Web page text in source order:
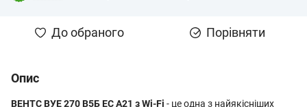
До обраного Порівняти
Опис
ВЕНТС ВУЕ 270 В5Б EC А21 з Wi-Fi - це одна з найякісніших